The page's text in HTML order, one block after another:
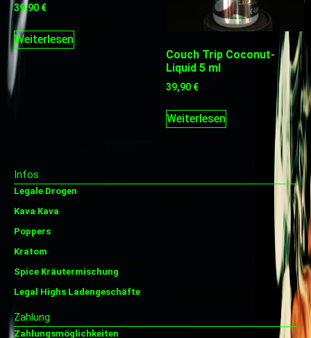
39,90 €
Weiterlesen
Couch Trip Coconut-
Liquid 5 ml
39,90 €
Weiterlesen
Infos
Legale Drogen
Kava Kava
Poppers
Kratom
Spice Kräutermischung
Legal Highs Ladengeschäfte
Zahlung
Zahlungsmöglichkeiten